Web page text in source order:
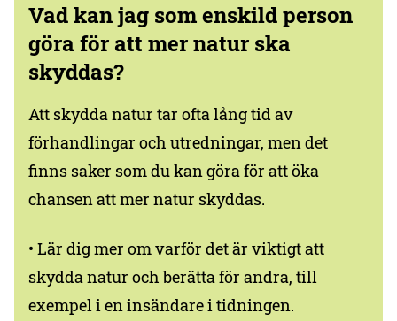
Vad kan jag som enskild person
göra för att mer natur ska
skyddas?
Att skydda natur tar ofta lång tid av
förhandlingar och utredningar, men det
finns saker som du kan göra för att öka
chansen att mer natur skyddas.
• Lär dig mer om varför det är viktigt att
skydda natur och berätta för andra, till
exempel i en insändare i tidningen.